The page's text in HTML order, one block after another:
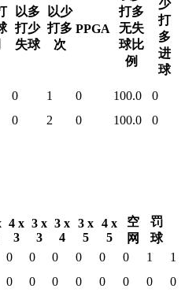
以多
打少
失球
以少
打多
次
PPGA
打多
无失
球比
例
少
打
多
进
球
0 1 0 100.0
0
0 2 0 100.0
0
4 x
3
3 x
3
3 x
4
3 x
5
4 x
5
空
网
罚
球
0 0 0 0 0 0 1
1
0 0 0 0 0 0 0 0